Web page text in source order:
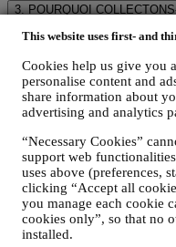
This website uses first- and
Cookies help us give you
personalise content and
share information about
advertising and analytics
“Necessary Cookies”
support web
uses above (preferences,
clicking “Accept all
you manage each cookie
cookies only”, so that no
installed.
3. POURQUOI
POUR RÉPONDRE
Nous pouvons être
concernant afin de
qu’à d’autres
les pouvoirs publics.
POUR CRÉER UN
Nous utiliserons vos
Creuset, qui vous
réservés aux
mieux tirer profit de
rapide à la caisse et la
d’expédition ou de